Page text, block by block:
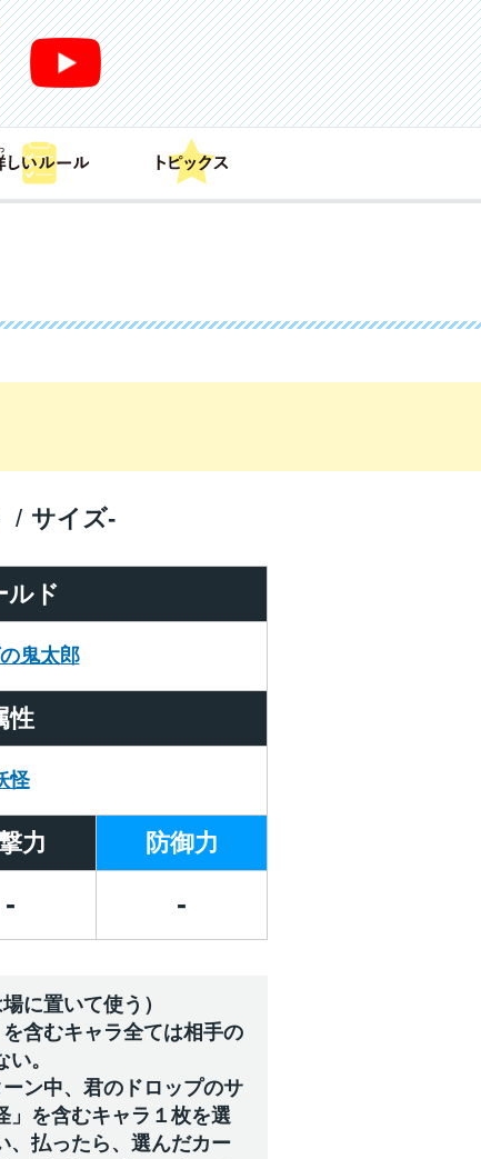
び方商品情報 カードリスト
ルド
鬼太郎
サイズ-
性
怪
力 防御力
- -
に置いて使う）
含むキャラ全ては相手の
。
ン中、君のドロップのサ
」を含むキャラ１枚を選
、払ったら、選んだカー